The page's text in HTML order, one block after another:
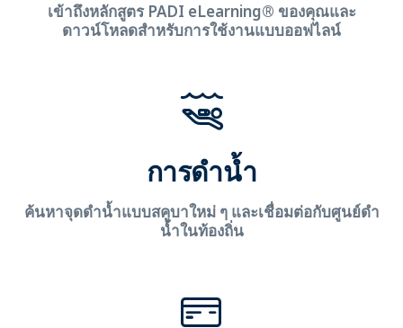
เข้าถึงหลักสูตร PADI eLearning® ของคุณและ
ดาวน์โหลดสำหรับการใช้งานแบบออฟไลน์
การดำน้ำ
ค้นหาจุดดำน้ำแบบสคูบาใหม่ ๆ และเชื่อมต่อกับศูนย์ดำ
น้ำในท้องถิ่น